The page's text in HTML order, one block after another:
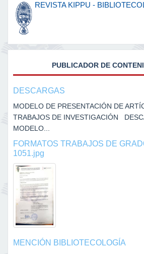
REVISTA KIPPU -
PUBLICADOR DE
DESCARGAS
MODELO DE PRESENTACIÓN DE
TRABAJOS DE INVESTIGACIÓN
MODELO...
FORMATOS TRABAJOS DE
1051.jpg
MENCIÓN BIBLIOTECOLOGÍA